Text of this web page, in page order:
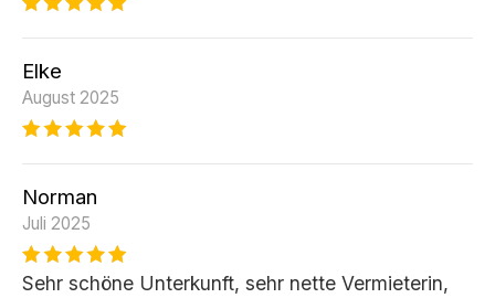
Elke
August 2025
Norman
Juli 2025
Sehr schöne Unterkunft, sehr nette Vermieterin,